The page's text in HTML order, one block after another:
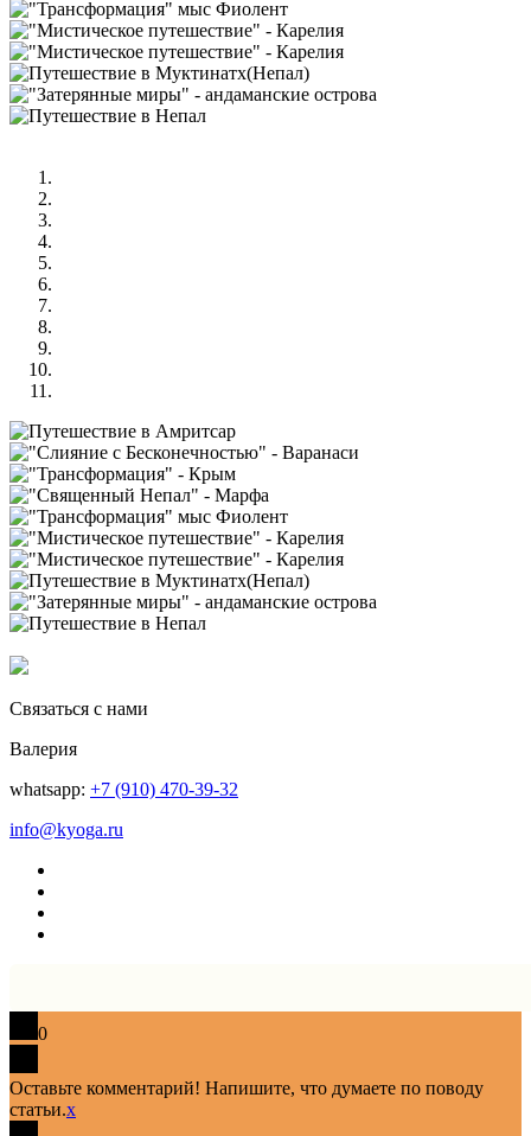
Связаться с нами
Валерия
whatsapp: +7 (910) 470-39-32
info@kyoga.ru
0
Оставьте комментарий! Напишите, что думаете по поводу
статьи.x